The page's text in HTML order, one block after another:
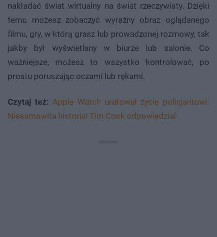
nakładać świat wirtualny na świat rzeczywisty. Dzięki
temu możesz zobaczyć wyraźny obraz oglądanego
filmu, gry, w którą grasz lub prowadzonej rozmowy, tak
jakby był wyświetlany w biurze lub salonie. Co
ważniejsze, możesz to wszystko kontrolować, po
prostu poruszając oczami lub rękami.
Czytaj też: Apple Watch uratował życie policjantowi.
Niesamowita historia! Tim Cook odpowiedział